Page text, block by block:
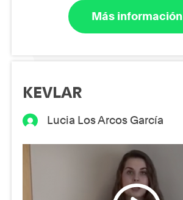
Más información
KEVLAR
Lucia Los Arcos García